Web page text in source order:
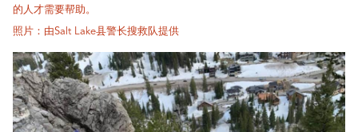
的人才需要帮助。
照片：由Salt Lake县警长搜救队提供